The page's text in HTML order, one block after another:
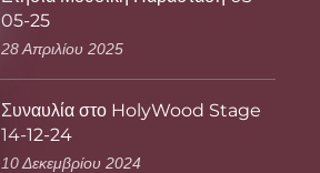
05-25
28 Απριλίου 2025
Συναυλία στο HolyWood Stage
14-12-24
10 Δεκεμβρίου 2024